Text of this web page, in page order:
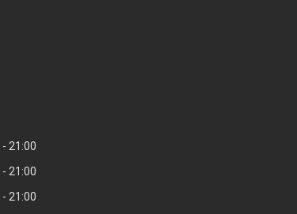
21:00
21:00
21:00